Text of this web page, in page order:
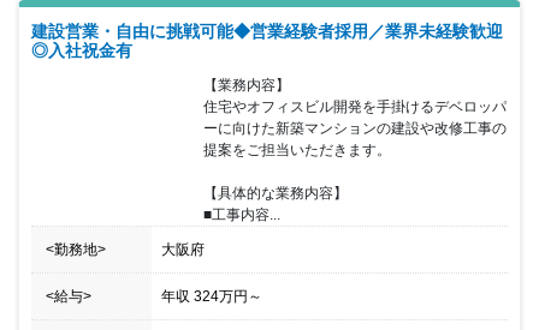
商業系地域など、収益性の高いエリアを中心に、土地活用を軸にコ
ンビニやドラッグストア等の流通業界、全国チェーンの小売り店
舗、飲食店、保育・福祉施設、寮やホテル等の出店提案を行ってい
ただきます。コロナ禍で、安定した収益基盤を求めて資産運用を検
討する法人・個人が増えていることもあり、提案しやすい環境とな
っています。また、同社では、半期評価や社内FA、表彰制度など、
能力/成果を正当に評価することや残業はまだまだ少ないとは言えま
せんが、残業減・完全週休二日制を目指し、家族との時間も大切に
できるような組織を目指しています。
建設営業・自由に挑戦可能◆営業経験者採用／業界未経験歓迎
◎入社祝金有
【業務内容】
住宅やオフィスビル開発を手掛けるデベロッパ
ーに向けた新築マンションの建設や改修工事の
提案をご担当いただきます。
【具体的な業務内容】
■工事内容...
<勤務地> 大阪府
<給与> 年収 324万円 ～